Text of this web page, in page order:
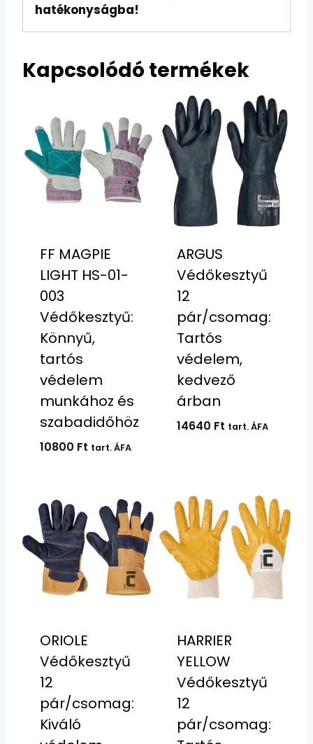
hatékonyságba!
Kapcsolódó termékek
FF MAGPIE
LIGHT HS-01-
003
Védőkesztyű:
Könnyű,
tartós
védelem
munkához és
szabadidőhöz
10800 Ft tart. ÁFA
ARGUS
Védőkesztyű
12
pár/csomag:
Tartós
védelem,
kedvező
árban
14640 Ft tart. ÁFA
ORIOLE
Védőkesztyű
12
pár/csomag:
Kiváló
HARRIER
YELLOW
Védőkesztyű
12
pár/csomag: